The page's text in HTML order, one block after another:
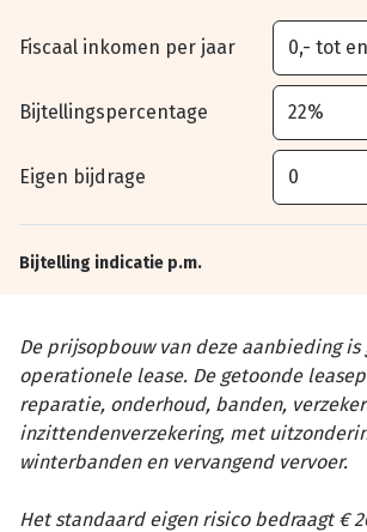
Fiscaal inkomen per jaar
Bijtellingspercentage
Eigen bijdrage
Bijtelling indicatie p.m.
De prijsopbouw van deze aanbieding is
operationele lease. De getoonde
reparatie, onderhoud, banden,
inzittendenverzekering, met
winterbanden en vervangend vervoer.
Het standaard eigen risico bedraagt €